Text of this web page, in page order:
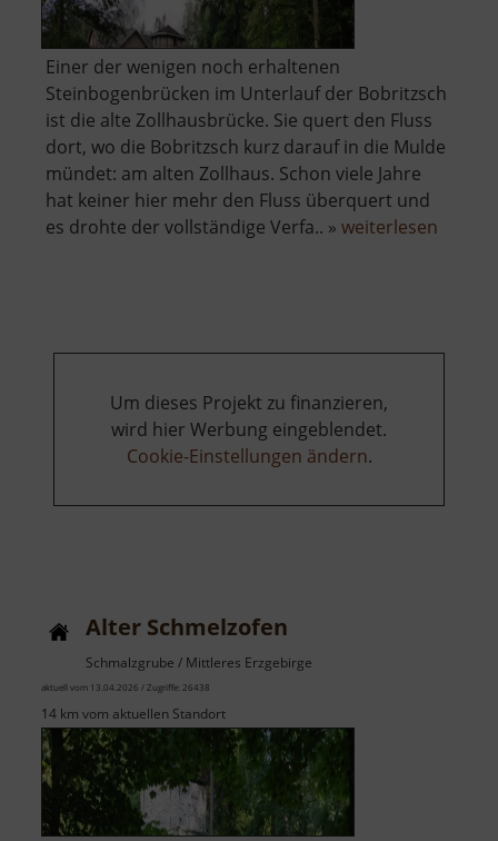
Einer der wenigen noch erhaltenen
Steinbogenbrücken im Unterlauf der Bobritzsch
ist die alte Zollhausbrücke. Sie quert den Fluss
dort, wo die Bobritzsch kurz darauf in die Mulde
mündet: am alten Zollhaus. Schon viele Jahre
hat keiner hier mehr den Fluss überquert und
es drohte der vollständige Verfa.. » weiterlesen
Um dieses Projekt zu finanzieren,
wird hier Werbung eingeblendet.
Cookie-Einstellungen ändern.
Alter Schmelzofen
Schmalzgrube / Mittleres Erzgebirge
aktuell vom 13.04.2026 / Zugriffe: 26438
14 km vom aktuellen Standort